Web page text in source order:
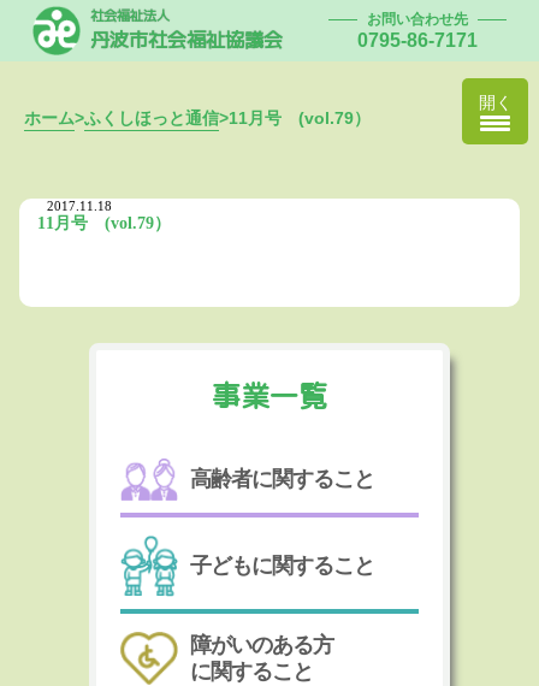
社会福祉法人
丹波市社会福祉協議会
お問い合わせ先
0795-86-7171
ホーム>ふくしほっと通信>11月号 (vol.79）
事業一覧
高齢者に関すること
子どもに関すること
障がいのある方
に関すること
2017.11.18
11月号 (vol.79）
開く